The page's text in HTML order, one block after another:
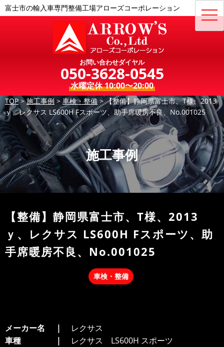
富士市の輸入車専門整備工場アローズコーポレーション
お問い合わせダイヤル
050-3628-0545
水曜定休 10:00〜20:00
TOP >施工事例 > 車検・整備>【整備】静岡県富士市、T様、2013
ｙ、レクサス LS600H Fスポーツ、助手席暖房不良、No.001025
施工事例
【整備】静岡県富士市、T様、2013
ｙ、レクサス LS600H Fスポーツ、助
手席暖房不良、No.001025
車検・整備
メーカー名
レクサス
車種
レクサス LS600H スポーツ